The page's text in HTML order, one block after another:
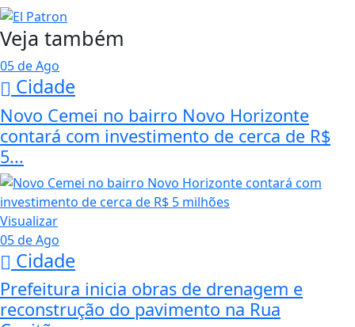
Veja também
05 de Ago
Cidade
Novo Cemei no bairro Novo Horizonte
contará com investimento de cerca de R$
5...
Visualizar
05 de Ago
Cidade
Prefeitura inicia obras de drenagem e
reconstrução do pavimento na Rua